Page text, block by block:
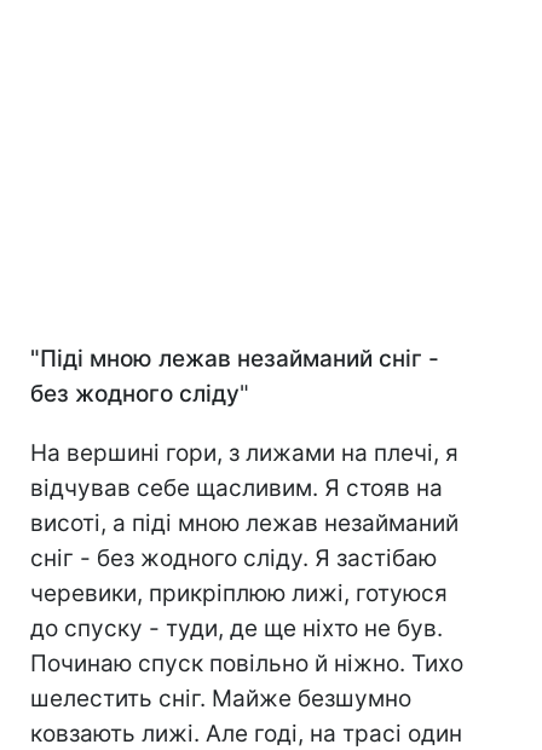
"Піді мною лежав незайманий сніг -
без жодного сліду"
На вершині гори, з лижами на плечі, я
відчував себе щасливим. Я стояв на
висоті, а піді мною лежав незайманий
сніг - без жодного сліду. Я застібаю
черевики, прикріплюю лижі, готуюся
до спуску - туди, де ще ніхто не був.
Починаю спуск повільно й ніжно. Тихо
шелестить сніг. Майже безшумно
ковзають лижі. Але годі, на трасі один